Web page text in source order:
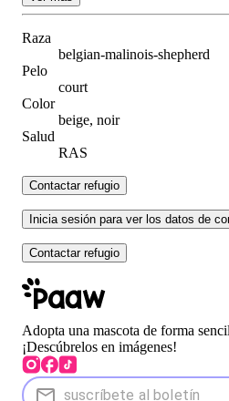
Raza
belgian-malinois-shepherd
Pelo
court
Color
beige, noir
Salud
RAS
Contactar refugio
Inicia sesión para ver los datos de
Contactar refugio
Adopta una mascota de forma
¡Descúbrelos en imágenes!